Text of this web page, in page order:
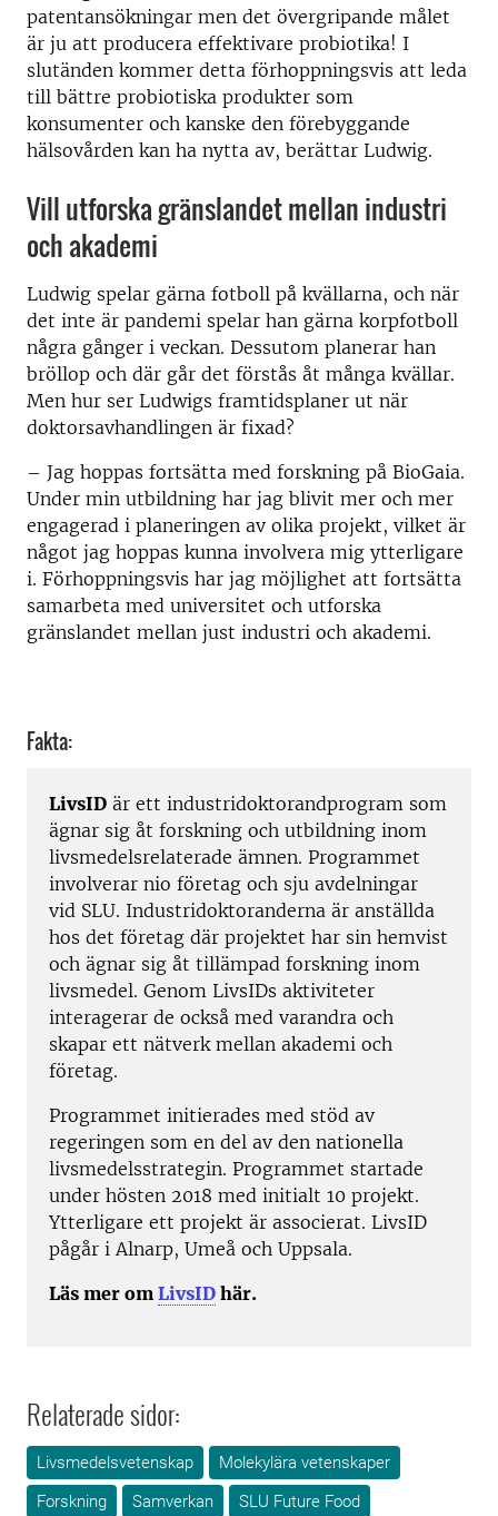
patentansökningar men det övergripande målet
är ju att producera effektivare probiotika! I
slutänden kommer detta förhoppningsvis att leda
till bättre probiotiska produkter som
konsumenter och kanske den förebyggande
hälsovården kan ha nytta av, berättar Ludwig.
Vill utforska gränslandet mellan industri
och akademi
Ludwig spelar gärna fotboll på kvällarna, och när
det inte är pandemi spelar han gärna korpfotboll
några gånger i veckan. Dessutom planerar han
bröllop och där går det förstås åt många kvällar.
Men hur ser Ludwigs framtidsplaner ut när
doktorsavhandlingen är fixad?
– Jag hoppas fortsätta med forskning på BioGaia.
Under min utbildning har jag blivit mer och mer
engagerad i planeringen av olika projekt, vilket är
något jag hoppas kunna involvera mig ytterligare
i. Förhoppningsvis har jag möjlighet att fortsätta
samarbeta med universitet och utforska
gränslandet mellan just industri och akademi.
Fakta:
LivsID är ett industridoktorandprogram som
ägnar sig åt forskning och utbildning inom
livsmedelsrelaterade ämnen. Programmet
involverar nio företag och sju avdelningar
vid SLU. Industridoktoranderna är anställda
hos det företag där projektet har sin hemvist
och ägnar sig åt tillämpad forskning inom
livsmedel. Genom LivsIDs aktiviteter
interagerar de också med varandra och
skapar ett nätverk mellan akademi och
företag.
Programmet initierades med stöd av
regeringen som en del av den nationella
livsmedelsstrategin. Programmet startade
under hösten 2018 med initialt 10 projekt.
Ytterligare ett projekt är associerat. LivsID
pågår i Alnarp, Umeå och Uppsala.
Läs mer om LivsID här.
Relaterade sidor:
Livsmedelsvetenskap
Molekylära vetenskaper
Forskning
Samverkan
SLU Future Food